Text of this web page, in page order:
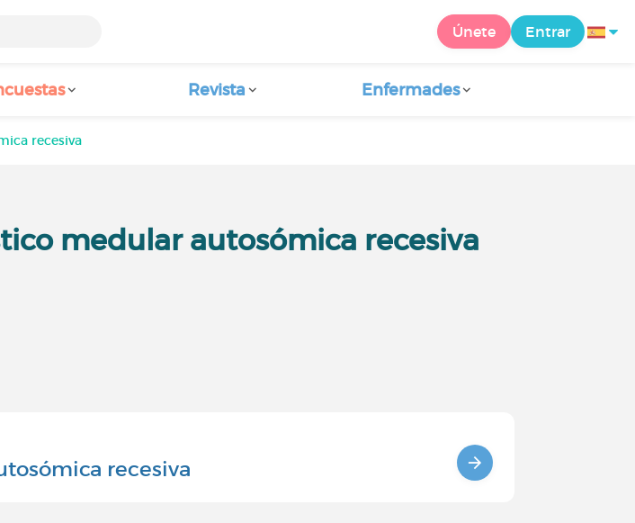
Únete Entrar
Revista Enfermades
recesiva
medular autosómica recesiva
recesiva